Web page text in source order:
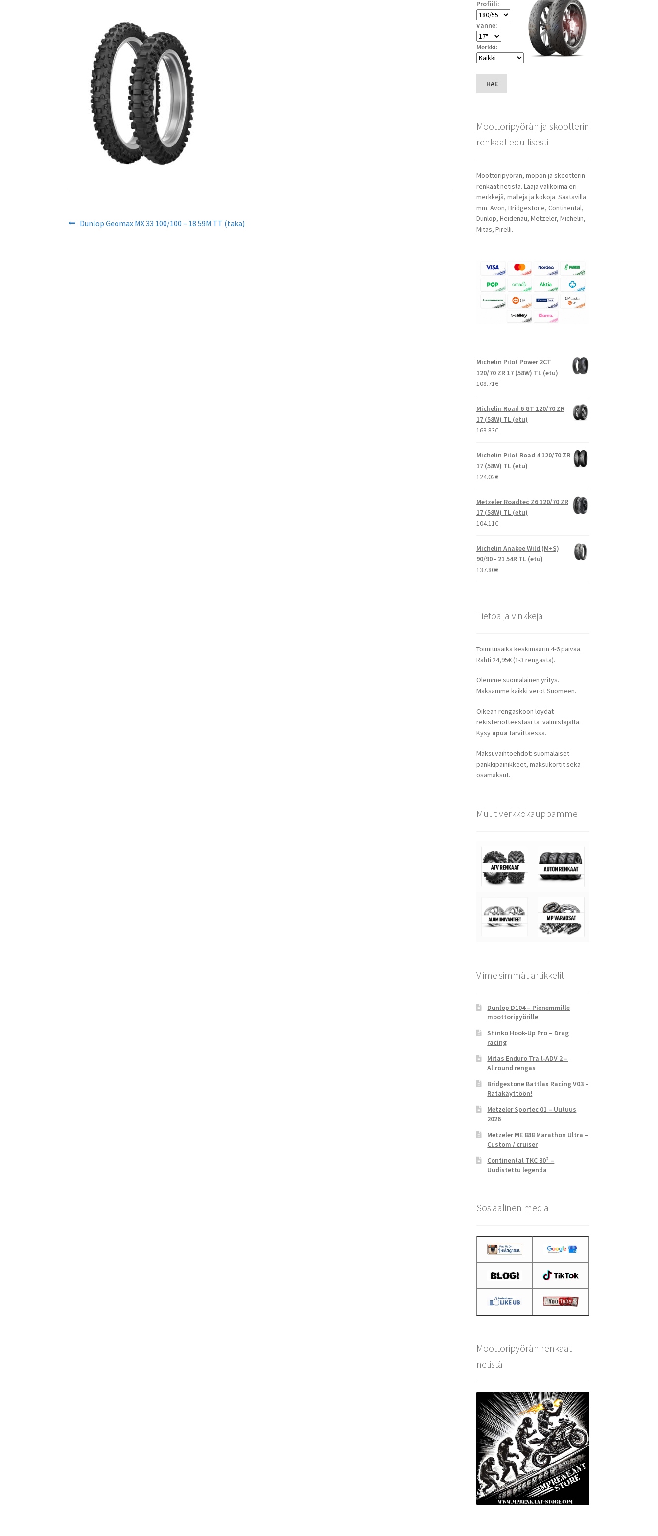
Artikkelien
Edellinen
Dunlop Geomax MX 33 100/100 – 18 59M TT (taka)
Profiili:
Vanne:
Merkki:
HAE
Moottoripyörän ja skootterin
renkaat edullisesti
Moottoripyörän, mopon ja skootterin
renkaat netistä. Laaja valikoima eri
merkkejä, malleja ja kokoja. Saatavilla
mm. Avon, Bridgestone, Continental,
Dunlop, Heidenau, Metzeler, Michelin,
Mitas, Pirelli.
Michelin Pilot Power 2CT
120/70 ZR 17 (58W) TL (etu)
108.71€
Michelin Road 6 GT 120/70 ZR
17 (58W) TL (etu)
163.83€
Michelin Pilot Road 4 120/70 ZR
17 (58W) TL (etu)
124.02€
Metzeler Roadtec Z6 120/70 ZR
17 (58W) TL (etu)
104.11€
Michelin Anakee Wild (M+S)
90/90 - 21 54R TL (etu)
137.80€
Tietoa ja vinkkejä
Toimitusaika keskimäärin 4-6 päivää.
Rahti 24,95€ (1-3 rengasta).
Olemme suomalainen yritys.
Maksamme kaikki verot Suomeen.
Oikean rengaskoon löydät
rekisteriotteestasi tai valmistajalta.
Kysy apua tarvittaessa.
Maksuvaihtoehdot: suomalaiset
pankkipainikkeet, maksukortit sekä
osamaksut.
Muut verkkokauppamme
Viimeisimmät artikkelit
Dunlop D104 – Pienemmille
moottoripyörille
Shinko Hook-Up Pro – Drag
racing
Mitas Enduro Trail-ADV 2 –
Allround rengas
Bridgestone Battlax Racing V03 –
Ratakäyttöön!
Metzeler Sportec 01 – Uutuus
2026
Metzeler ME 888 Marathon Ultra –
Custom / cruiser
Continental TKC 80² –
Uudistettu legenda
Sosiaalinen media
Moottoripyörän renkaat
netistä